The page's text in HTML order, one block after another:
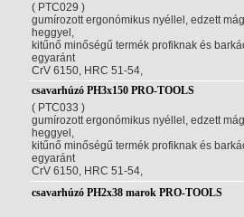
( PTC029 )
gumírozott ergonómikus nyéllel, edzett
heggyel,
kitűnő minőségű termék profiknak és
egyaránt
CrV 6150, HRC 51-54,
csavarhúzó PH3x150 PRO-TOOLS
( PTC033 )
gumírozott ergonómikus nyéllel, edzett
heggyel,
kitűnő minőségű termék profiknak és
egyaránt
CrV 6150, HRC 51-54,
csavarhúzó PH2x38 marok PRO-TOOLS